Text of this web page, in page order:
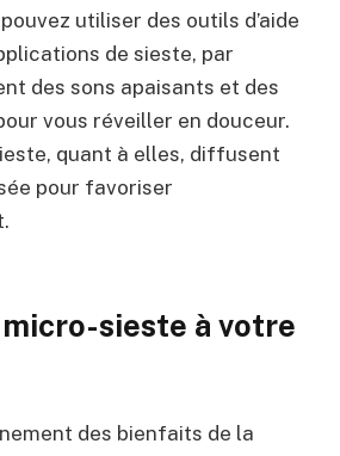
utiliser des outils d’aide
de sieste, par
des sons apaisants et des
vous réveiller en douceur.
quant à elles, diffusent
pour favoriser
sieste à votre
des bienfaits de la